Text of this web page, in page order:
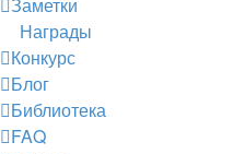
Награды
Конкурс
Блог
Библиотека
FAQ